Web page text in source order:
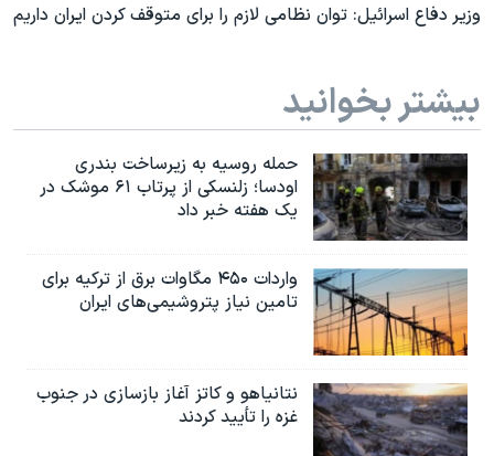
وزیر دفاع اسرائیل: توان نظامی‌ لازم را برای متوقف کردن ایران داریم
بیشتر بخوانید
حمله روسیه به زیرساخت بندری
اودسا؛ زلنسکی از پرتاب ۶۱ موشک در
یک هفته خبر داد
واردات ۴۵۰ مگاوات برق از ترکیه برای
تامین نیاز پتروشیمی‌های ایران
نتانیاهو و کاتز آغاز بازسازی در جنوب
غزه را تأیید کردند